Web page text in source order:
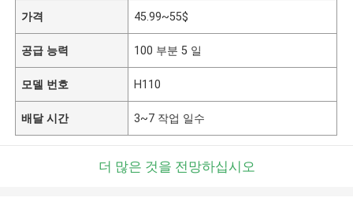
가격 45.99~55$
공급 능력 100 부분 5 일
모델 번호 H110
배달 시간 3~7 작업 일수
더 많은 것을 전망하십시오